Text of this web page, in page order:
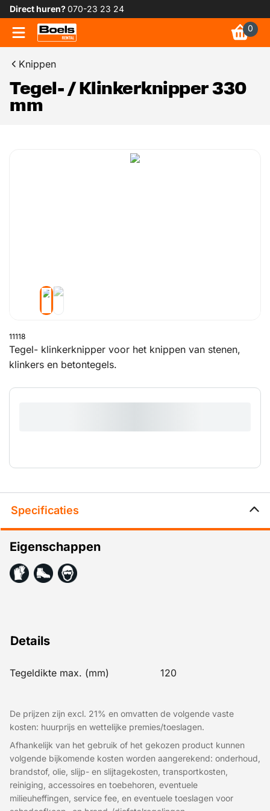
Direct huren?070-23 23 24
0
Knippen
Tegel- / Klinkerknipper 330
mm
11118
Tegel- klinkerknipper voor het knippen van stenen,
klinkers en betontegels.
Specificaties
Details
Tegeldikte max. (mm) 120
Eigenschappen
De prijzen zijn excl. 21% en omvatten de volgende vaste
kosten: huurprijs en wettelijke premies/toeslagen.
Afhankelijk van het gebruik of het gekozen product kunnen
volgende bijkomende kosten worden aangerekend: onderhoud,
brandstof, olie, slijp- en slijtagekosten, transportkosten,
reiniging, accessoires en toebehoren, eventuele
milieuheffingen, service fee, en eventuele toeslagen voor